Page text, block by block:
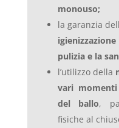
monouso;
la garanzia
pulizia e la
l’utilizzo della
vari
del ballo,
fisiche al